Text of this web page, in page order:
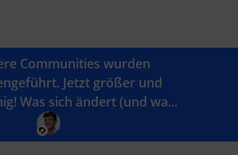
Communities wurden
Jetzt größer und
Was sich ändert (und wa...